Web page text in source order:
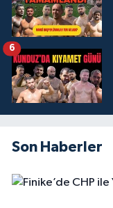
6
Son Haberler